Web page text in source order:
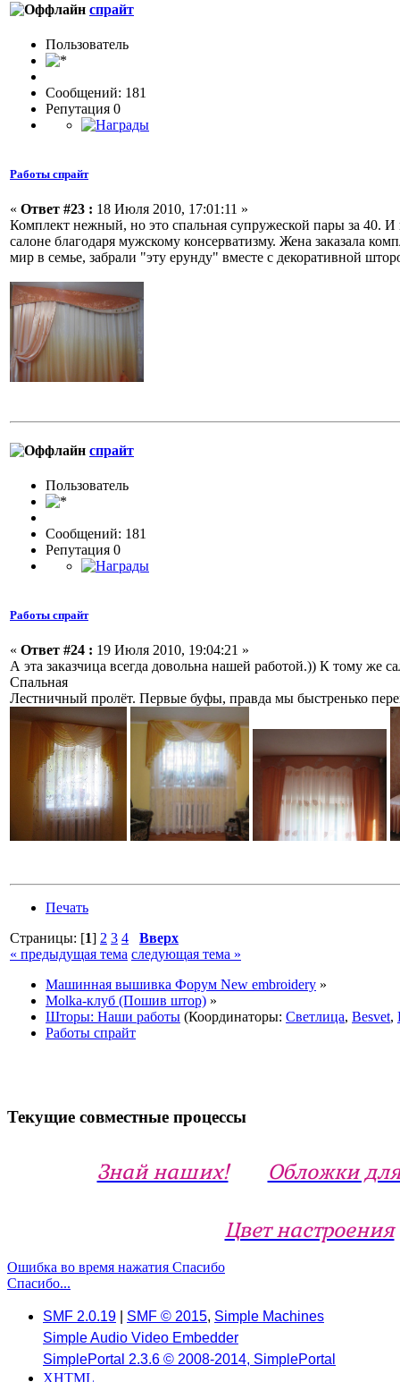
спрайт
Пользовaтeль
Сообщений: 181
Репутация 0
Работы спрайт
« Ответ #23 : 18 Июля 2010, 17:01:11 »
Комплект нежный, но это спальная супружеской пары за 40. И
салоне благодаря мужскому консерватизму. Жена заказала
мир в семье, забрали "эту ерунду" вместе с декоративной
спрайт
Пользовaтeль
Сообщений: 181
Репутация 0
Работы спрайт
« Ответ #24 : 19 Июля 2010, 19:04:21 »
А эта заказчица всегда довольна нашей работой.)) К тому
Спальная
Лестничный пролёт. Первые буфы, правда мы быстренько
Печать
Страницы: [1] 2 3 4
Вверх
« предыдущая тема следующая тема »
Машинная вышивка Форум New embroidery »
Molka-клуб (Пошив штор) »
Шторы: Наши работы (Координаторы: Светлица, Besvet,
Работы спрайт
Текущие совместные процессы
Знай наших! Обложки
Цвет настроения
Ошибка во время нажатия Спасибо
Спасибо...
SMF 2.0.19 SMF © 2015, Simple Machines
Simple Audio Video Embedder
SimplePortal 2.3.6 © 2008-2014, SimplePortal
XHTML